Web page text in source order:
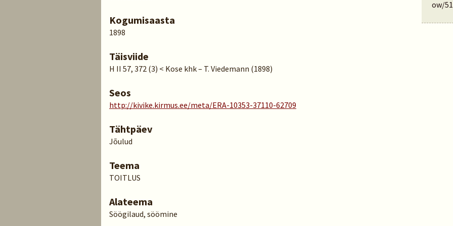
Kogumisaasta
1898
Täisviide
H II 57, 372 (3) < Kose khk – T. Viedemann (1898)
Seos
http://kivike.kirmus.ee/meta/ERA-10353-37110-62709
Tähtpäev
Jõulud
Teema
TOITLUS
Alateema
Söögilaud, söömine
ow/